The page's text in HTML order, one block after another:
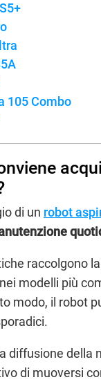
105 Combo
di un robot
raccolgono
modelli più
modo, il robot
diffusione della
di muoversi